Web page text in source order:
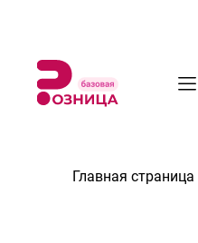
Главная страница